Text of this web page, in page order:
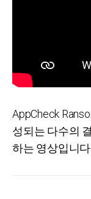
AppCheck
성되는 다수의
하는 영상입니다.